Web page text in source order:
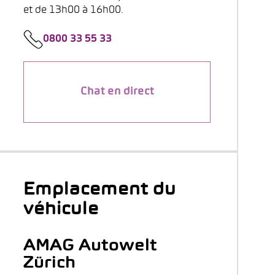
et de 13h00 à 16h00.
0800 33 55 33
Chat en direct
Emplacement du
véhicule
AMAG Autowelt
Zürich